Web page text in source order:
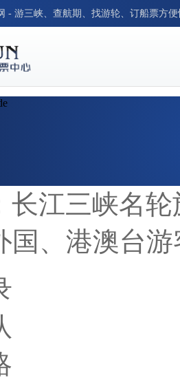
- 游三峡、查航期、找游轮、订船票方
长江三峡名
国、港澳台